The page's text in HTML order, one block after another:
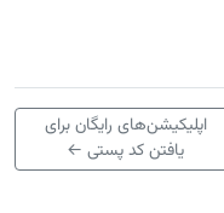
اپلیکیشن‌های رایگان برای
یافتن کد پستی ←